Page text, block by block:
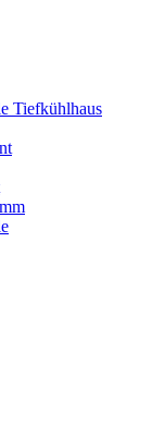
Tiefkühlhaus